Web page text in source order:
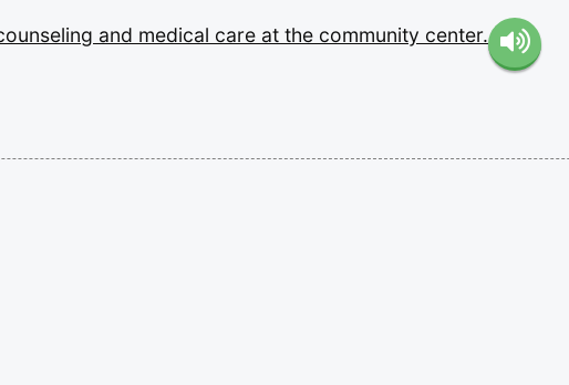
and medical care at the community center.